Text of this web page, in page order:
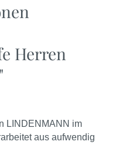
Herren
LINDENMANN im
aus aufwendig